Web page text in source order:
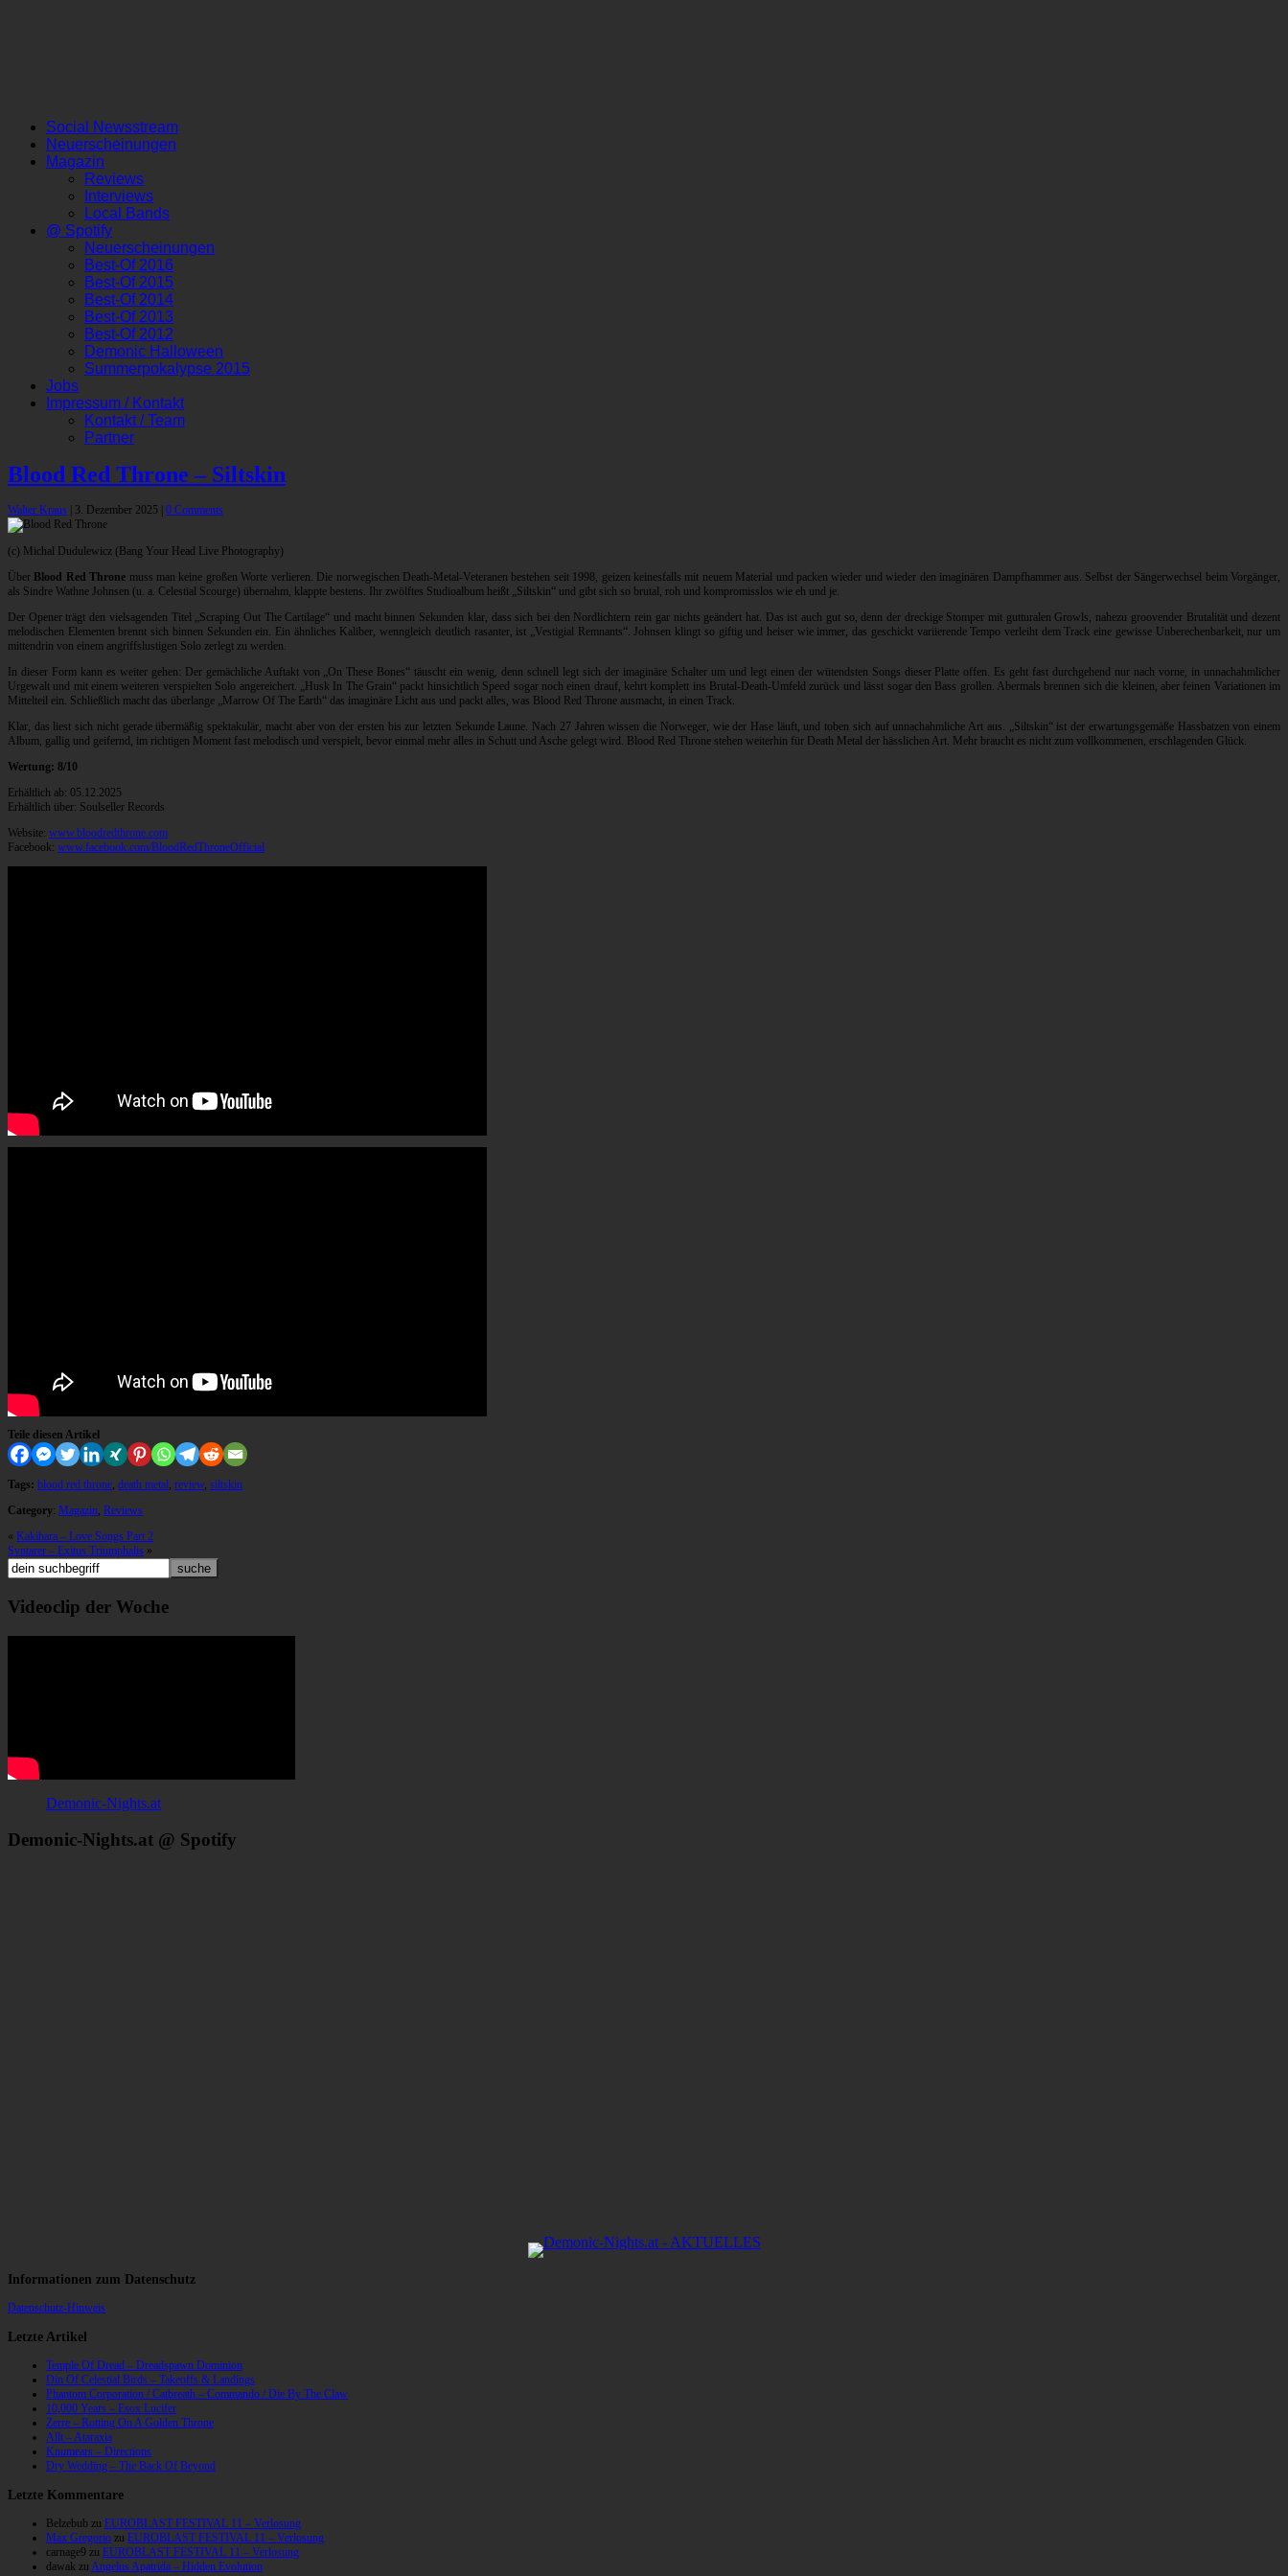
Social Newsstream
Neuerscheinungen
Magazin
Reviews
Interviews
Local Bands
@ Spotify
Neuerscheinungen
Best-Of 2016
Best-Of 2015
Best-Of 2014
Best-Of 2013
Best-Of 2012
Demonic Halloween
Summerpokalypse 2015
Jobs
Impressum / Kontakt
Kontakt / Team
Partner
Blood Red Throne – Siltskin
Walter Kraus 3. Dezember 2025 0 Comments
(c) Michal Dudulewicz (Bang Your Head Live Photography)
Über Blood Red Throne muss man keine großen Worte verlieren. Die norwegischen Death-Metal-Veteranen bestehen seit 1998, geizen keinesfalls mit neuem Material und packen wieder und wieder den imaginären Dampfhammer aus. Selbst der Sängerwechsel beim Vorgänger,
als Sindre Wathne Johnsen (u. a. Celestial Scourge) übernahm, klappte bestens. Ihr zwölftes Studioalbum heißt „Siltskin“ und gibt sich so brutal, roh und kompromisslos wie eh und je.
Der Opener trägt den vielsagenden Titel „Scraping Out The Cartilage“ und macht binnen Sekunden klar, dass sich bei den Nordlichtern rein gar nichts geändert hat. Das ist auch gut so, denn der dreckige Stomper mit gutturalen Growls, nahezu groovender Brutalität und dezent
melodischen Elementen brennt sich binnen Sekunden ein. Ein ähnliches Kaliber, wenngleich deutlich rasanter, ist „Vestigial Remnants“. Johnsen klingt so giftig und heiser wie immer, das geschickt variierende Tempo verleiht dem Track eine gewisse Unberechenbarkeit, nur um
mittendrin von einem angriffslustigen Solo zerlegt zu werden.
In dieser Form kann es weiter gehen: Der gemächliche Auftakt von „On These Bones“ täuscht ein wenig, denn schnell legt sich der imaginäre Schalter um und legt einen der wütendsten Songs dieser Platte offen. Es geht fast durchgehend nur nach vorne, in unnachahmlicher
Urgewalt und mit einem weiteren verspielten Solo angereichert. „Husk In The Grain“ packt hinsichtlich Speed sogar noch einen drauf, kehrt komplett ins Brutal-Death-Umfeld zurück und lässt sogar den Bass grollen. Abermals brennen sich die kleinen, aber feinen Variationen im
Mittelteil ein. Schließlich macht das überlange „Marrow Of The Earth“ das imaginäre Licht aus und packt alles, was Blood Red Throne ausmacht, in einen Track.
Klar, das liest sich nicht gerade übermäßig spektakulär, macht aber von der ersten bis zur letzten Sekunde Laune. Nach 27 Jahren wissen die Norweger, wie der Hase läuft, und toben sich auf unnachahmliche Art aus. „Siltskin“ ist der erwartungsgemäße Hassbatzen von einem
Album, gallig und geifernd, im richtigen Moment fast melodisch und verspielt, bevor einmal mehr alles in Schutt und Asche gelegt wird. Blood Red Throne stehen weiterhin für Death Metal der hässlichen Art. Mehr braucht es nicht zum vollkommenen, erschlagenden Glück.
Wertung: 8/10
Erhältlich ab: 05.12.2025
Erhältlich über: Soulseller Records
Website: www.bloodredthrone.com
Facebook: www.facebook.com/BloodRedThroneOfficial
Teile diesen Artikel
Tags: blood red throne, death metal, review, siltskin
Category: Magazin, Reviews
« Kakihara – Love Songs Part 2
Svntarer – Exitus Triumphalis »
Videoclip der Woche
Demonic-Nights.at
Demonic-Nights.at @ Spotify
Informationen zum Datenschutz
Datenschutz-Hinweis
Letzte Artikel
Temple Of Dread – Dreadspawn Dominion
Din Of Celestial Birds – Takeoffs & Landings
Phantom Corporation / Catbreath – Commando / Die By The Claw
10,000 Years – Esox Lucifer
Zerre – Rotting On A Golden Throne
Allt – Ataraxia
Knumears – Directions
Dry Wedding – The Back Of Beyond
Letzte Kommentare
Belzebub zu EUROBLAST FESTIVAL 11 – Verlosung
Max Gregorio zu EUROBLAST FESTIVAL 11 – Verlosung
carnage9 zu EUROBLAST FESTIVAL 11 – Verlosung
dawak zu Angelus Apatrida – Hidden Evolution